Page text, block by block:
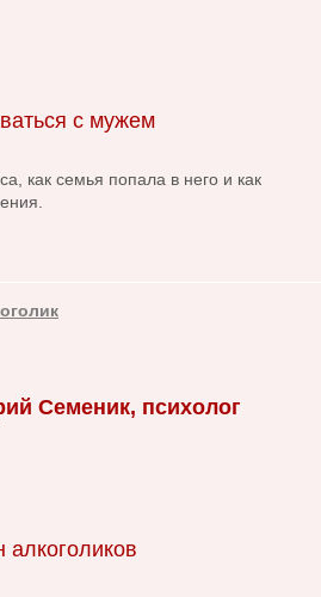
с мужем
как семья попала в него и как
Семеник, психолог